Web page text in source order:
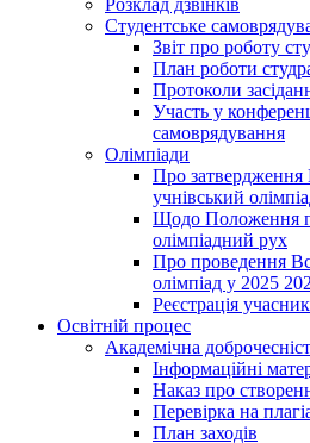
Розклад дзвінків
Студентське
Звіт про роботу
План роботи
Протоколи
Участь у
самоврядування
Олімпіади
Про
учнівський
Щодо Положення
олімпіадний рух
Про проведення
олімпіад у 2025
Реєстрація
Освітній процес
Академічна
Інформаційні
Наказ про
Перевірка на
План заходів